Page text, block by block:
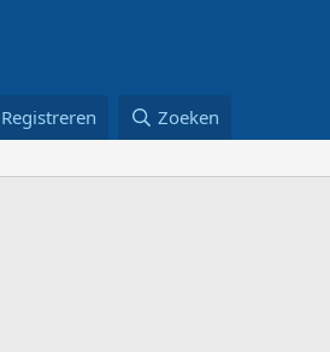
Registreren Zoeken